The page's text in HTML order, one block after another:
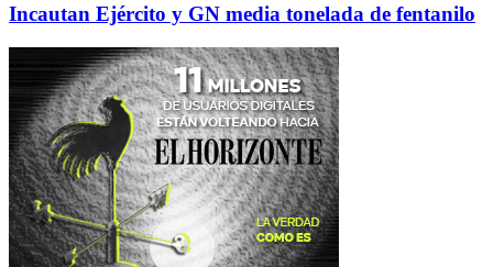
Incautan Ejército y GN media tonelada de fentanilo